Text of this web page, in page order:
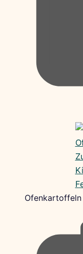
Ofenkartoffeln